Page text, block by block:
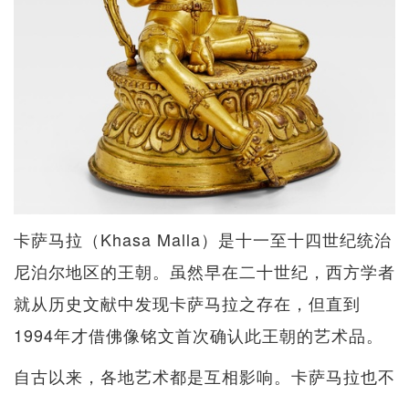
卡萨马拉（Khasa Malla）是十一至十四世纪统治
尼泊尔地区的王朝。虽然早在二十世纪，西方学者
就从历史文献中发现卡萨马拉之存在，但直到
1994年才借佛像铭文首次确认此王朝的艺术品。
自古以来，各地艺术都是互相影响。卡萨马拉也不